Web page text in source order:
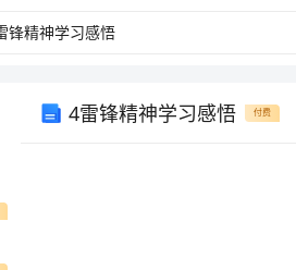
4雷锋精神学习感悟 付费